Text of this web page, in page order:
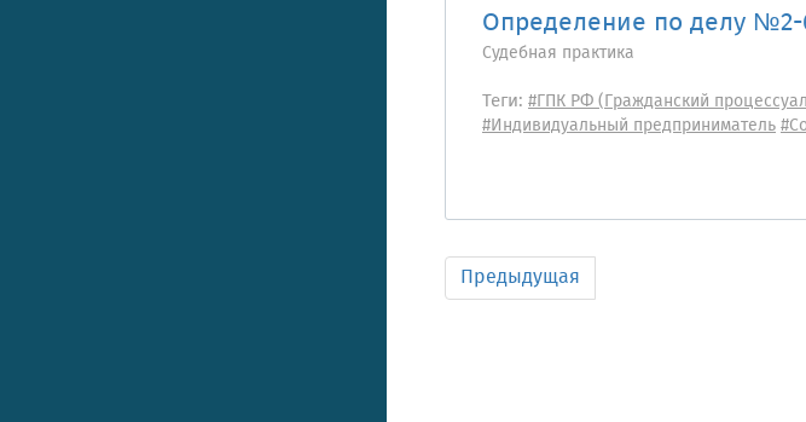
Определение по делу
Судебная практика
Теги: #ГПК РФ (Гражданский
#Индивидуальный предприниматель
Предыдущая